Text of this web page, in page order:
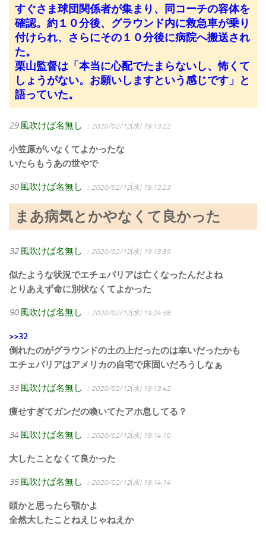
すぐさま球団関係者が集まり、同コーチの容体を
確認。約１０分後、グラウンド内に救急車が乗り
付けられ、さらにその１０分後に病院へ搬送され
た。
栗山監督は「本当に心配でたまらないし、怖くて
しょうがない。お願いしますという感じです」と
語っていた。
29 風吹けば名無し ：2020/02/12(水) 19:13:22
小笠原がいなくてよかったな
いたらもうあの世やで
30 風吹けば名無し ：2020/02/12(水) 19:13:23
まあ病気とかやなくて良かった
32 風吹けば名無し ：2020/02/12(水) 19:13:39
似たような状況でエチェバリアは亡くなったんだよね
とりあえず命に別状なくてよかった
90 風吹けば名無し ：2020/02/12(水) 19:24:38
>>32
倒れたのがグラウンドの土の上だったのは幸いだったかも
エチェバリアはアメリカの自宅で床固いだろうしなぁ
33 風吹けば名無し ：2020/02/12(水) 19:13:42
痩せすぎてガンだの喚いてたアホ息してる？
34 風吹けば名無し ：2020/02/12(水) 19:14:10
大したことなくて良かった
35 風吹けば名無し ：2020/02/12(水) 19:14:14
頭かと思ったら顎かよ
全然大したことねえじゃねえか